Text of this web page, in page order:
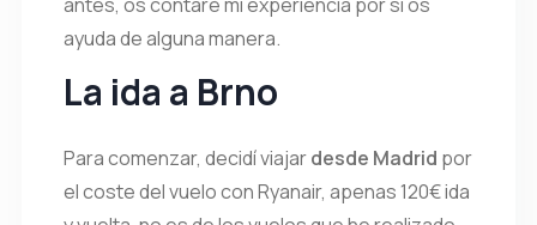
ayuda de alguna manera.
La ida a Brno
Para comenzar, decidí viajardesde Madrid por
el coste del vuelo con Ryanair, apenas 120€ ida